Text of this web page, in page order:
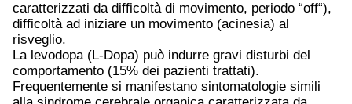
caratterizzati da difficoltà di movimento, periodo “off“),
difficoltà ad iniziare un movimento (acinesia) al
risveglio.
La levodopa (L-Dopa) può indurre gravi disturbi del
comportamento (15% dei pazienti trattati).
Frequentemente si manifestano sintomatologie simili